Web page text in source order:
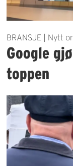
BRANSJE | Nytt
Google
toppen